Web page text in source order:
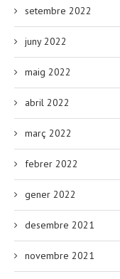
setembre 2022
juny 2022
maig 2022
abril 2022
març 2022
febrer 2022
gener 2022
desembre 2021
novembre 2021